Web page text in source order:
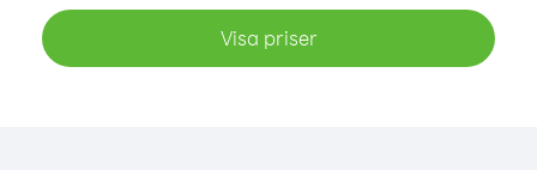
Visa priser